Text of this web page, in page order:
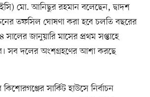
মো. আনিছুর রহমান বলেছেন, দ্বাদশ
তফসিল ঘোষণা করা হবে চলতি বছরের
সালের জানুয়ারি মাসের প্রথম সপ্তাহে
সব দলের অংশগ্রহণের আশা করছে
সার্কিট হাউসে নির্বাচন